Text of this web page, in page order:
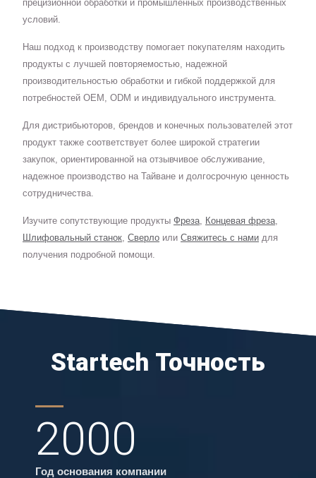
прецизионной обработки и промышленных производственных
условий.
Наш подход к производству помогает покупателям находить
продукты с лучшей повторяемостью, надежной
производительностью обработки и гибкой поддержкой для
потребностей OEM, ODM и индивидуального инструмента.
Для дистрибьюторов, брендов и конечных пользователей этот
продукт также соответствует более широкой стратегии
закупок, ориентированной на отзывчивое обслуживание,
надежное производство на Тайване и долгосрочную ценность
сотрудничества.
Изучите сопутствующие продукты Фреза, Концевая фреза,
Шлифовальный станок, Сверло или Свяжитесь с нами для
получения подробной помощи.
Startech Точность
2000
Год основания компании